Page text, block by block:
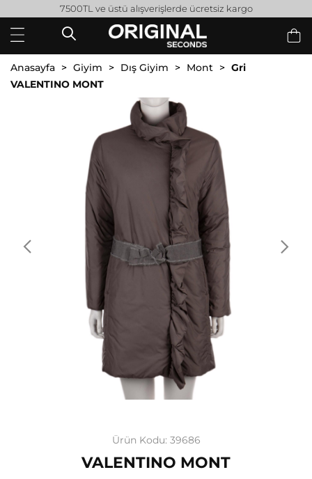
7500TL ve üstü alışverişlerde ücretsiz kargo
Anasayfa Giyim Dış Giyim Mont
Gri
VALENTINO MONT
Ürün Kodu: 39686
VALENTINO MONT